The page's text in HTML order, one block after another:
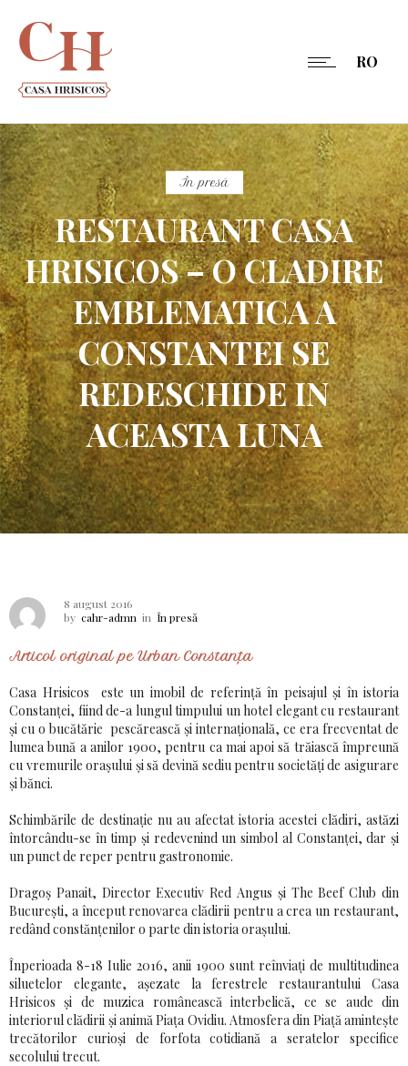
RO
În presă
RESTAURANT CASA
HRISICOS – O CLADIRE
EMBLEMATICA A
CONSTANTEI SE
REDESCHIDE IN
ACEASTA LUNA
8 august 2016
by cahr-admn in În presă
Articol original pe Urban Constanța
Casa Hrisicos este un imobil de referinţă în peisajul şi în istoria
Constanţei, fiind de-a lungul timpului un hotel elegant cu restaurant
şi cu o bucătărie pescărească şi internaţională, ce era frecventat de
lumea bună a anilor 1900, pentru ca mai apoi să trăiască împreună
cu vremurile oraşului şi să devină sediu pentru societăţi de asigurare
şi bănci.
Schimbările de destinaţie nu au afectat istoria acestei clădiri, astăzi
întorcându-se în timp şi redevenind un simbol al Constanţei, dar şi
un punct de reper pentru gastronomie.
Dragoş Panait, Director Executiv Red Angus şi The Beef Club din
Bucureşti, a început renovarea clădirii pentru a crea un restaurant,
redând constănţenilor o parte din istoria oraşului.
Înperioada 8-18 Iulie 2016, anii 1900 sunt reînviaţi de multitudinea
siluetelor elegante, aşezate la ferestrele restaurantului Casa
Hrisicos şi de muzica românească interbelică, ce se aude din
interiorul clădirii şi animă Piaţa Ovidiu. Atmosfera din Piaţă aminteşte
trecătorilor curioşi de forfota cotidiană a seratelor specifice
secolului trecut.